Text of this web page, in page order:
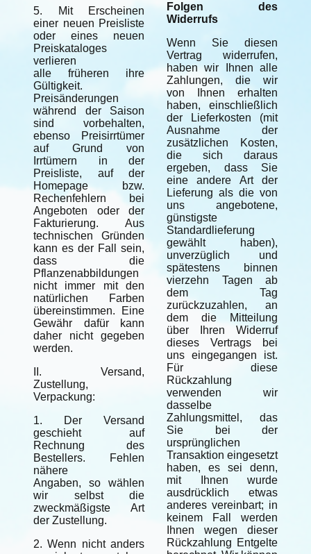
5. Mit Erscheinen
einer neuen Preisliste
oder eines neuen
Preiskataloges
verlieren
alle früheren ihre
Gültigkeit.
Preisänderungen
während der Saison
sind vorbehalten,
ebenso Preisirrtümer
auf Grund von
Irrtümern in der
Preisliste, auf der
Homepage bzw.
Rechenfehlern bei
Angeboten oder der
Fakturierung. Aus
technischen Gründen
kann es der Fall sein,
dass die
Pflanzenabbildungen
nicht immer mit den
natürlichen Farben
übereinstimmen. Eine
Gewähr dafür kann
daher nicht gegeben
werden.
II. Versand,
Zustellung,
Verpackung:
1. Der Versand
geschieht auf
Rechnung des
Bestellers. Fehlen
nähere
Angaben, so wählen
wir selbst die
zweckmäßigste Art
der Zustellung.
2. Wenn nicht anders
Folgen des
Widerrufs
Wenn Sie diesen
Vertrag widerrufen,
haben wir Ihnen alle
Zahlungen, die wir
von Ihnen erhalten
haben, einschließlich
der Lieferkosten (mit
Ausnahme der
zusätzlichen Kosten,
die sich daraus
ergeben, dass Sie
eine andere Art der
Lieferung als die von
uns angebotene,
günstigste
Standardlieferung
gewählt haben),
unverzüglich und
spätestens binnen
vierzehn Tagen ab
dem Tag
zurückzuzahlen, an
dem die Mitteilung
über Ihren Widerruf
dieses Vertrags bei
uns eingegangen ist.
Für diese
Rückzahlung
verwenden wir
dasselbe
Zahlungsmittel, das
Sie bei der
ursprünglichen
Transaktion eingesetzt
haben, es sei denn,
mit Ihnen wurde
ausdrücklich etwas
anderes vereinbart; in
keinem Fall werden
Ihnen wegen dieser
Rückzahlung Entgelte